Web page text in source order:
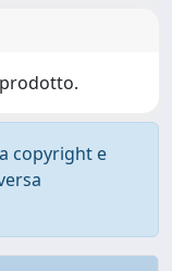
copyright e